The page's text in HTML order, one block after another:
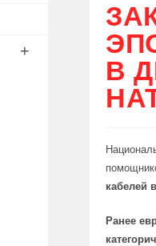
В
кабелей
Ранее